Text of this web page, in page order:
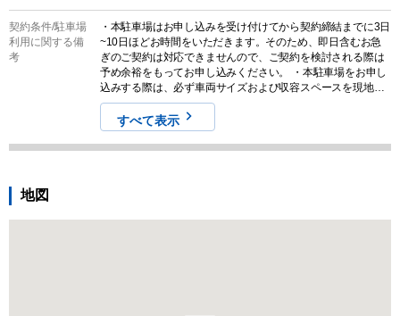
契約条件/駐車場
利用に関する備
考
・本駐車場はお申し込みを受け付けてから契約締結までに3日
~10日ほどお時間をいただきます。そのため、即日含むお急
ぎのご契約は対応できませんので、ご契約を検討される際は
予め余裕をもってお申し込みください。 ・本駐車場をお申し
込みする際は、必ず車両サイズおよび収容スペースを現地で
ご確認のうえ行ってください。なお、契約締結後のキャンセ
ルに伴う返金は一切対応しませんので予めご認識ください。
すべて表示
地図